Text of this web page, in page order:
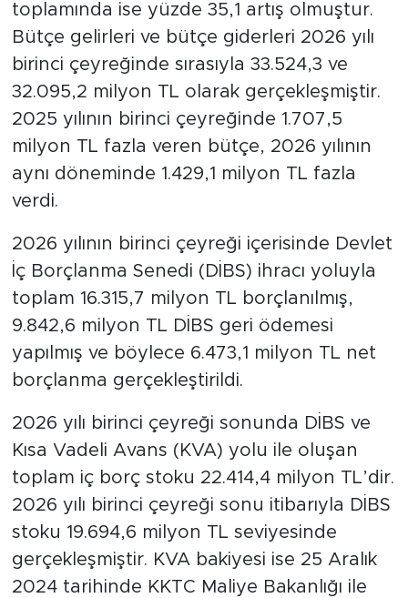
toplamında ise yüzde 35,1 artış olmuştur.
Bütçe gelirleri ve bütçe giderleri 2026 yılı
birinci çeyreğinde sırasıyla 33.524,3 ve
32.095,2 milyon TL olarak gerçekleşmiştir.
2025 yılının birinci çeyreğinde 1.707,5
milyon TL fazla veren bütçe, 2026 yılının
aynı döneminde 1.429,1 milyon TL fazla
verdi.
2026 yılının birinci çeyreği içerisinde Devlet
İç Borçlanma Senedi (DİBS) ihracı yoluyla
toplam 16.315,7 milyon TL borçlanılmış,
9.842,6 milyon TL DİBS geri ödemesi
yapılmış ve böylece 6.473,1 milyon TL net
borçlanma gerçekleştirildi.
2026 yılı birinci çeyreği sonunda DİBS ve
Kısa Vadeli Avans (KVA) yolu ile oluşan
toplam iç borç stoku 22.414,4 milyon TL’dir.
2026 yılı birinci çeyreği sonu itibarıyla DİBS
stoku 19.694,6 milyon TL seviyesinde
gerçekleşmiştir. KVA bakiyesi ise 25 Aralık
2024 tarihinde KKTC Maliye Bakanlığı ile